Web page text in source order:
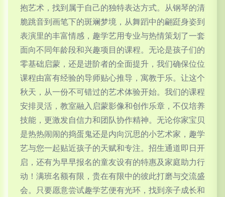
抱艺术，找到属于自己的独特表达方式。从钢琴的清
脆跳音到画笔下的斑斓梦境，从舞蹈中的翩跹身姿到
表演里的丰富情感，趣学艺用专业与热情策划了一套
面向不同年龄段和兴趣项目的课程。无论是孩子们的
零基础启蒙，还是进阶者的全面提升，我们确保位位
课程由富有经验的导师贴心推导，寓教于乐。让这个
秋天，从一份不可错过的艺术体验开始。我们的课程
安排灵活，教室融入启蒙影像和创作乐章，不仅培养
技能，更激发自信力和团队协作精神。无论你家宝贝
是热热闹闹的捣蛋鬼还是内向沉思的小艺术家，趣学
艺与您一起贴近孩子的天赋和专注。招生通道即日开
启，还有为早早报名的童友设有的特惠及家庭助力行
动！满班名额有限，贵在有限中的彼此打磨与交流盛
会。只要愿意尝试趣学艺便有光环，找到亲子成长和